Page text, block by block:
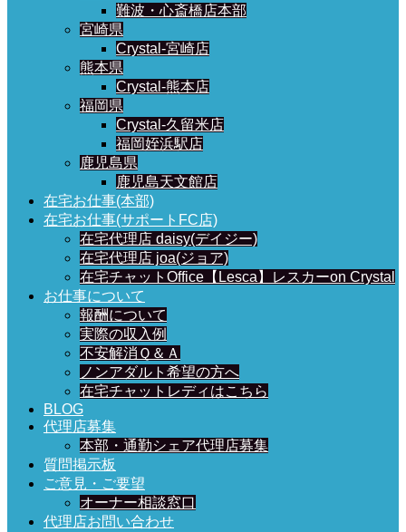
難波・心斎橋店本部
宮崎県
Crystal-宮崎店
熊本県
Crystal-熊本店
福岡県
Crystal-久留米店
福岡姪浜駅店
鹿児島県
鹿児島天文館店
在宅お仕事(本部)
在宅お仕事(サポートFC店)
在宅代理店 daisy(デイジー)
在宅代理店 joa(ジョア)
在宅チャットOffice【Lesca】レスカーon Crystal
お仕事について
報酬について
実際の収入例
不安解消Ｑ＆Ａ
ノンアダルト希望の方へ
在宅チャットレディはこちら
BLOG
代理店募集
本部・通勤シェア代理店募集
質問掲示板
ご意見・ご要望
オーナー相談窓口
代理店お問い合わせ